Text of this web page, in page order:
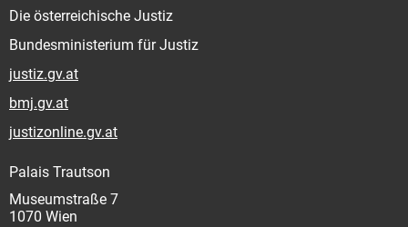
Die österreichische Justiz
Bundesministerium für Justiz
justiz.gv.at
bmj.gv.at
justizonline.gv.at
Palais Trautson
Museumstraße 7
1070 Wien